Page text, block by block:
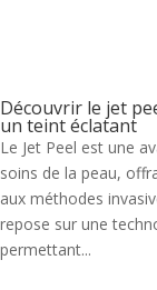
Découvrir le jet
un teint éclatant
Le Jet Peel est une
soins de la peau,
aux méthodes
repose sur une
permettant...